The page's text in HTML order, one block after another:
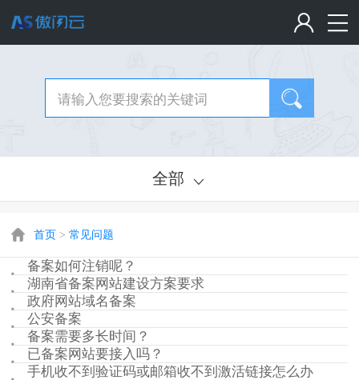
全部
首页 > 常见问题
备案如何注销呢？
湖南省备案网站建设方案要求
政府网站域名备案
公安备案
备案需要多长时间？
已备案网站要接入吗？
手机收不到验证码或邮箱收不到激活链接怎么办